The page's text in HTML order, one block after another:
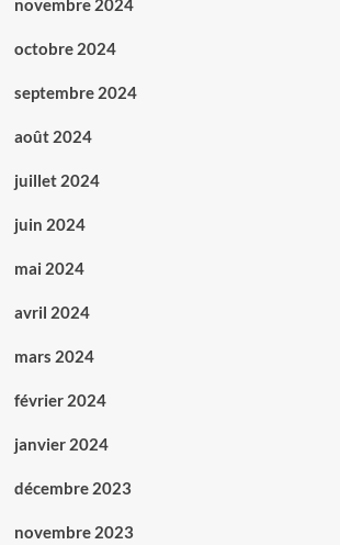
novembre 2024
octobre 2024
septembre 2024
août 2024
juillet 2024
juin 2024
mai 2024
avril 2024
mars 2024
février 2024
janvier 2024
décembre 2023
novembre 2023